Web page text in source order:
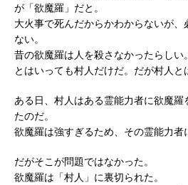
が「欲魔羅」だと。
大火事で死んだからかわからないが
ない。
昔の欲魔羅は人を殺さなかったらしい。
とはいっても村人だけだ。だが村人と
ある日、村人はある霊能力者に欲魔羅
たのだ。
欲魔羅は強すぎるため、その霊能力者
だがそこが問題ではなかった。
欲魔羅は「村人」に裏切られた。